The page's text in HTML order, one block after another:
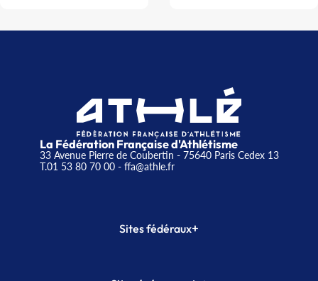
La Fédération Française d'Athlétisme
33 Avenue Pierre de Coubertin - 75640 Paris Cedex 13
T.01 53 80 70 00- ffa@athle.fr
Sites fédéraux+